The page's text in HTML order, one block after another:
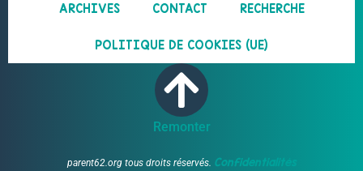
ARCHIVES CONTACT RECHERCHE
POLITIQUE DE COOKIES (UE)
Remonter
parent62.org tous droits réservés. Confidentialités